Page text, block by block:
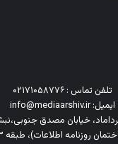
تلفن تماس : ۰۲۱۷۱۰۵۸۷۷۶
ایمیل: info@mediaarshiv.ir
روزنامه اطلاعات)، طبقه ۱۳